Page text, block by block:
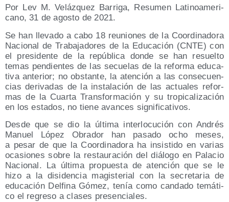
Por Lev M. Veláz­quez Barri­ga, Resu­men Lati­no­ame­ri­
cano, 31 de agos­to de 2021.
Se han lle­va­do a cabo 18 reunio­nes de la Coor­di­na­do­ra
Nacio­nal de Tra­ba­ja­do­res de la Edu­ca­ción (CNTE) con
el pre­si­den­te de la repú­bli­ca don­de se han resuel­to
temas pen­dien­tes de las secue­las de la refor­ma edu­ca­
ti­va ante­rior; no obs­tan­te, la aten­ción a las con­se­cuen­
cias deri­va­das de la ins­ta­la­ción de las actua­les refor­
mas de la Cuar­ta Trans­for­ma­ción y su tro­pi­ca­li­za­ción
en los esta­dos, no tie­ne avan­ces significativos.
Des­de que se dio la últi­ma inter­lo­cu­ción con Andrés
Manuel López Obra­dor han pasa­do ocho meses,
a pesar de que la Coor­di­na­do­ra ha insis­ti­do en varias
oca­sio­nes sobre la res­tau­ra­ción del diá­lo­go en Pala­cio
Nacio­nal. La últi­ma pro­pues­ta de aten­ción que se le
hizo a la disi­den­cia magis­te­rial con la secre­ta­ria de
edu­ca­ción Del­fi­na Gómez, tenía como can­da­do temá­ti­
co el regre­so a cla­ses presenciales.